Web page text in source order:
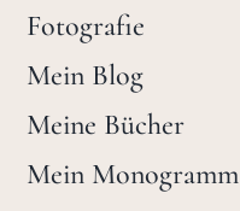
Fotografie
Mein Blog
Meine Bücher
Mein Monogramm